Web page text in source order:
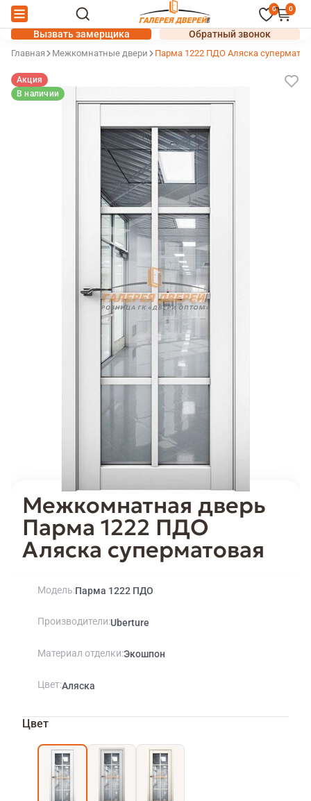
0 0
Вызвать замерщика Обратный звонок
Главная Межкомнатные двери Парма 1222 ПДО Аляска
Межкомнатная дверь
Парма 1222 ПДО
Аляска суперматовая
Акция
В наличии
Модель Парма 1222 ПДО
Производители Uberture
Материал отделки Экошпон
ЦветАляска
Цвет